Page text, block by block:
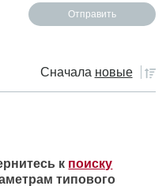
Сначала новые
к поиску
типового